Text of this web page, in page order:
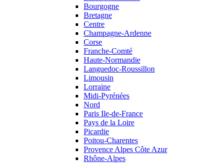
Bourgogne
Bretagne
Centre
Champagne-Ardenne
Corse
Franche-Comté
Haute-Normandie
Languedoc-Roussillon
Limousin
Lorraine
Midi-Pyrénées
Nord
Paris Ile-de-France
Pays de la Loire
Picardie
Poitou-Charentes
Provence Alpes Côte Azur
Rhône-Alpes